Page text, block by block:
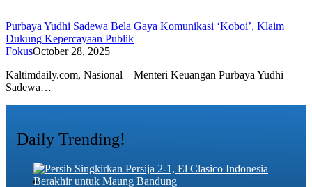
Purbaya Yudhi Sadewa Bela Gaya Komunikasi ‘Koboi’, Klaim
Dukung Kepercayaan Publik
FokusOctober 28, 2025
Kaltimdaily.com, Nasional – Menteri Keuangan Purbaya Yudhi
Sadewa…
Daily Trending!